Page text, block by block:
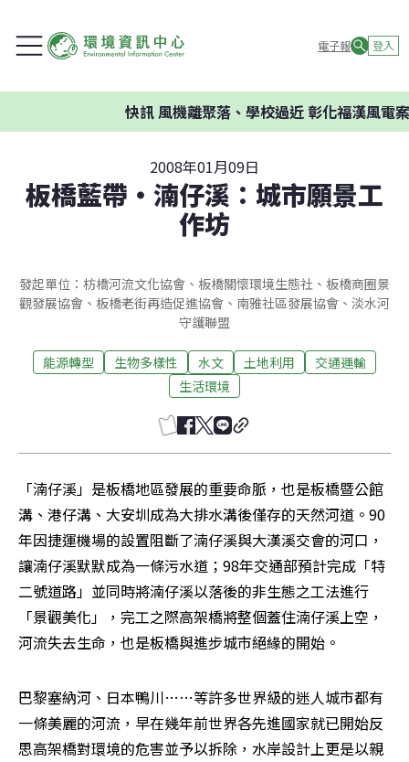
電子報 登入
快訊風機離聚落、學校過近 彰化福漢風電案
2008年01月09日
板橋藍帶‧湳仔溪：城市願景工
作坊
發起單位：枋橋河流文化協會、板橋關懷環境生態社、板橋商圈景
觀發展協會、板橋老街再造促進協會、南雅社區發展協會、淡水河
守護聯盟
能源轉型 生物多樣性 水文 土地利用
交通運輸
生活環境
「湳仔溪」是板橋地區發展的重要命脈，也是板橋暨公館
溝、港仔溝、大安圳成為大排水溝後僅存的天然河道。90
年因捷運機場的設置阻斷了湳仔溪與大漢溪交會的河口，
讓湳仔溪默默成為一條污水道；98年交通部預計完成「特
二號道路」並同時將湳仔溪以落後的非生態之工法進行
「景觀美化」，完工之際高架橋將整個蓋住湳仔溪上空，
河流失去生命，也是板橋與進步城市絕緣的開始。
巴黎塞納河、日本鴨川……等許多世界級的迷人城市都有
一條美麗的河流，早在幾年前世界各先進國家就已開始反
思高架橋對環境的危害並予以拆除，水岸設計上更是以親